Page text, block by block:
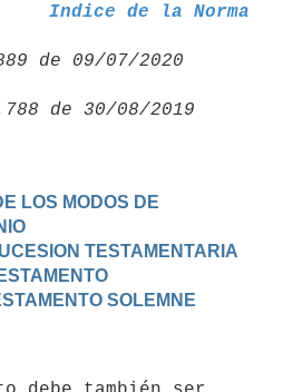
Indice de la Norma
de 09/07/2020
LOS MODOS DE
TESTAMENTARIA
SOLEMNE